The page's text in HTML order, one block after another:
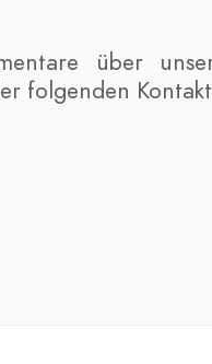
über
folgenden